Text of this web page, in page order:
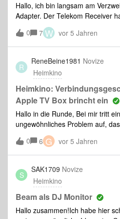
Hallo, ich bin langsam am
Adapter. Der Telekom Receiver
Ausgänge und einen HDMI.
Beamer. Meine Sonos Beam hat
Kabeleingang. Hat hier jemakd
Ton mit der SONOS BEAM
HDMI ARC? Ich finde da keinen
geht auch nicht… Vielen Dank
0 7W vor 5 Jahren
R
ReneBeine1981 Novize
Heimkino
Heimkino:
Apple TV Box brincht ein
Hallo in die Runde, Bei mir tritt
ungewöhnliches Problem auf,
nachvollziehen lässt. Zunächst zu
HeimkinoSetup:Sonos Arc Sonos
BoxPanasonic 4K Smart
bis zu 1000/50 Mbit/s im
WLAN Router von Vodafone Nun
Beschreibung:Ich schaue meine
ausschließlich über die Apple TV
Verbindung). Diese ist mit einem
HDMI Kabel an meinen Smart
0 6 G vor 5 Jahren
S
SAK1709 Novize
Heimkino
Beam als DJ Monitor
Hallo zusammen!Ich habe hier